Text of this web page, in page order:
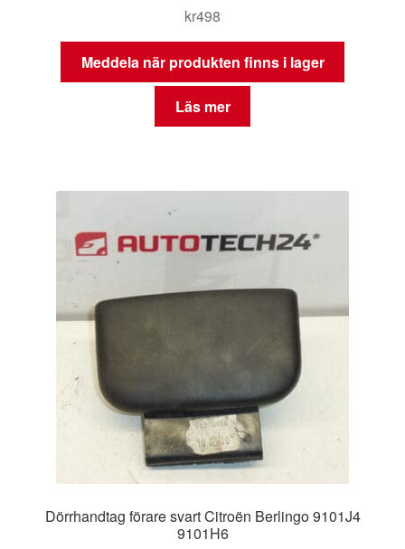
kr498
Meddela när produkten finns i lager
Läs mer
Dörrhandtag förare svart Citroën Berlingo 9101J4
9101H6